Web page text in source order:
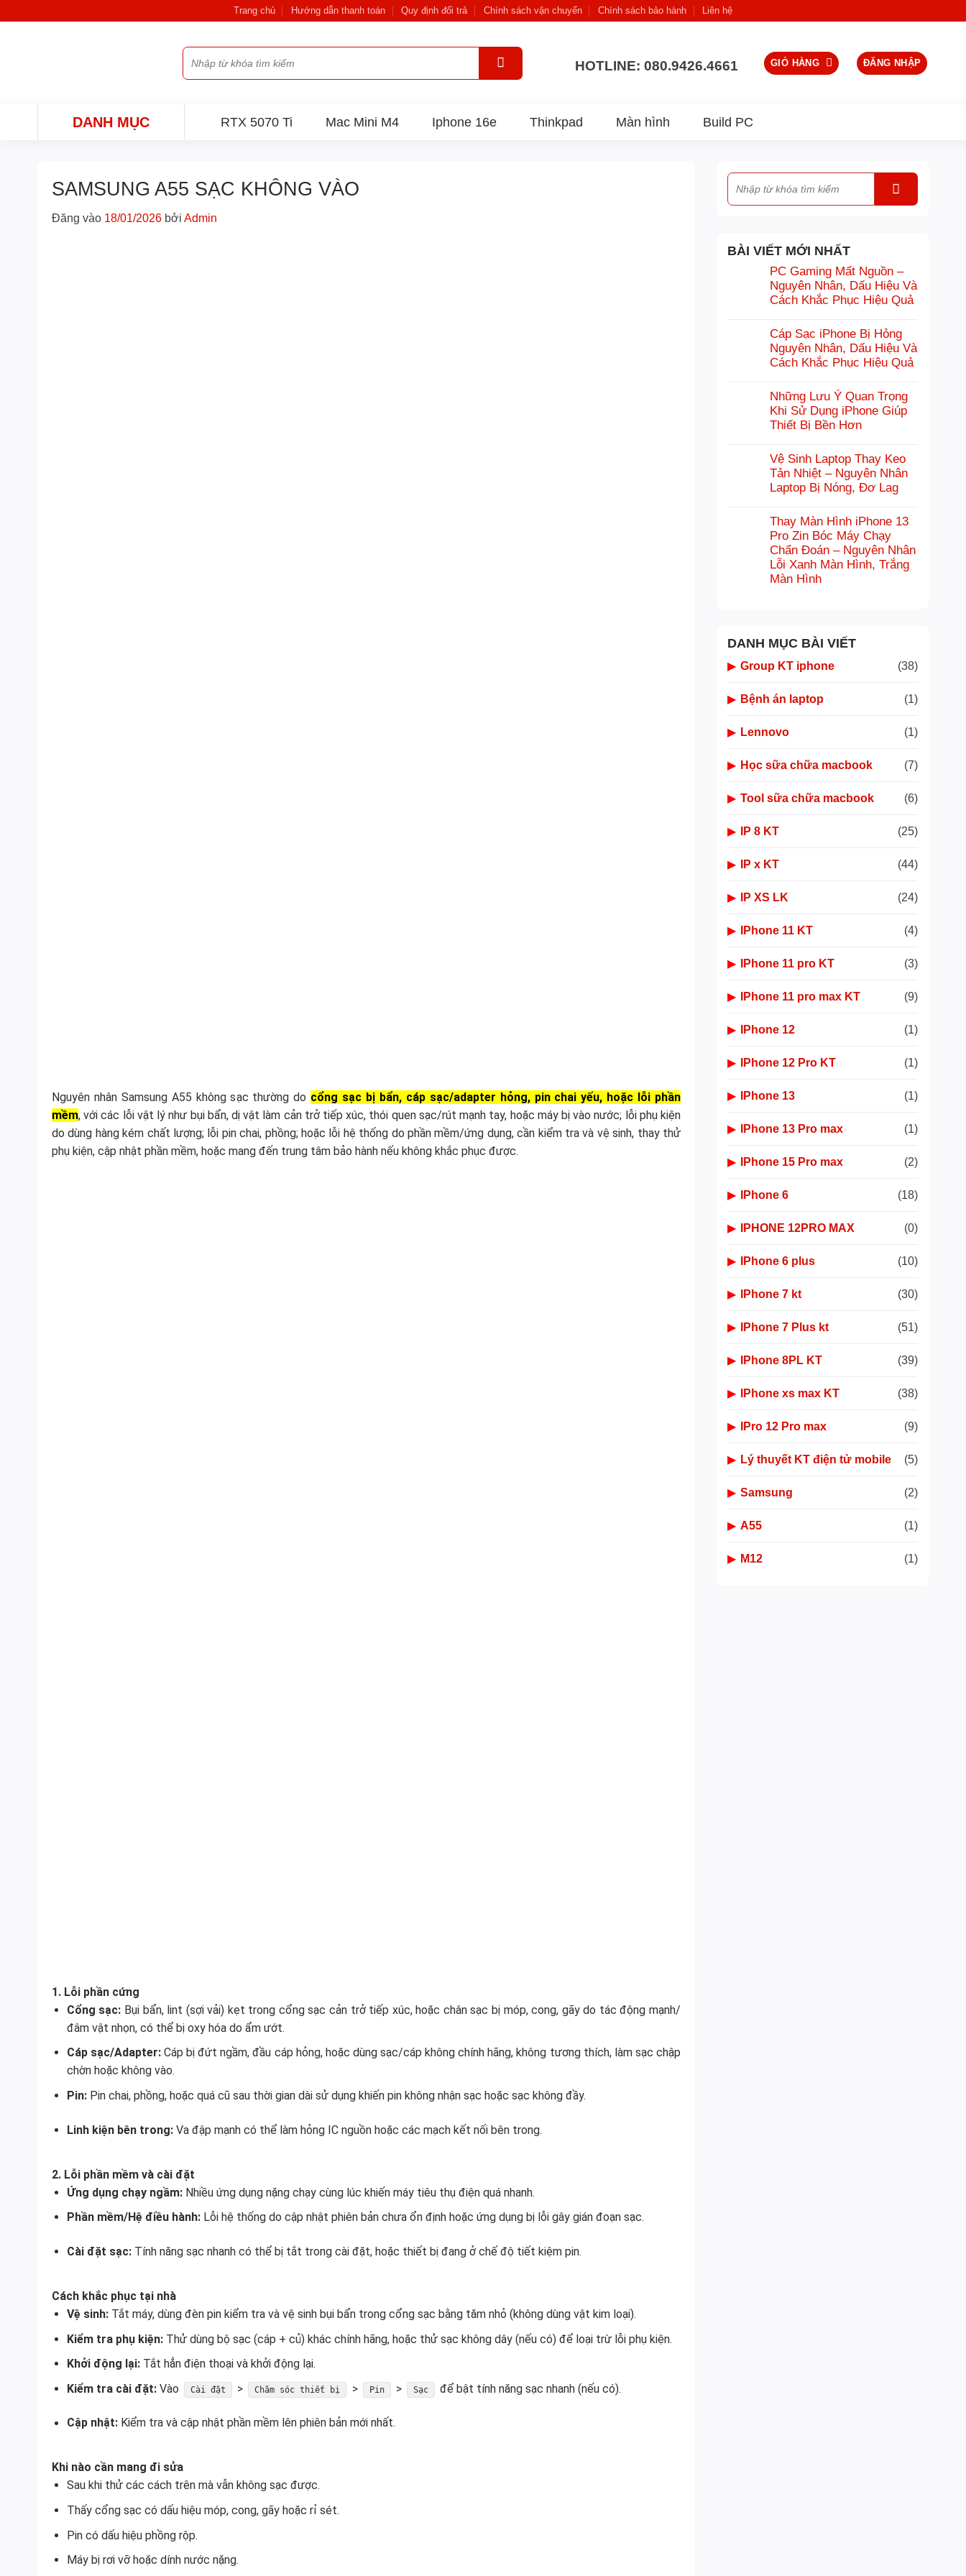
Trang chủ Hướng dẫn thanh toán Quy định đổi trả Chính sách vận chuyển Chính sách bảo hành Liên hệ
Tìm
kiếm:
HOTLINE: 080.9426.4661 GIỎ HÀNG ĐĂNG NHẬP
DANH MỤC RTX 5070 Ti Mac Mini M4 Iphone 16e Thinkpad Màn hình Build PC
SAMSUNG A55 SẠC KHÔNG VÀO
Đăng vào 18/01/2026 bởi Admin
Nguyên nhân Samsung A55 không sạc thường do cổng sạc bị bẩn, cáp sạc/adapter hỏng, pin chai yếu, hoặc lỗi phần
mềm, với các lỗi vật lý như bụi bẩn, dị vật làm cản trở tiếp xúc, thói quen sạc/rút mạnh tay, hoặc máy bị vào nước; lỗi phụ kiện
do dùng hàng kém chất lượng; lỗi pin chai, phồng; hoặc lỗi hệ thống do phần mềm/ứng dụng, cần kiểm tra và vệ sinh, thay thử
phụ kiện, cập nhật phần mềm, hoặc mang đến trung tâm bảo hành nếu không khắc phục được.
1. Lỗi phần cứng
Cổng sạc: Bụi bẩn, lint (sợi vải) kẹt trong cổng sạc cản trở tiếp xúc, hoặc chân sạc bị móp, cong, gãy do tác động mạnh/
đâm vật nhọn, có thể bị oxy hóa do ẩm ướt.
Cáp sạc/Adapter:Cáp bị đứt ngầm, đầu cáp hỏng, hoặc dùng sạc/cáp không chính hãng, không tương thích, làm sạc chập
chờn hoặc không vào.
Pin:Pin chai, phồng, hoặc quá cũ sau thời gian dài sử dụng khiến pin không nhận sạc hoặc sạc không đầy.
Linh kiện bên trong:Va đập mạnh có thể làm hỏng IC nguồn hoặc các mạch kết nối bên trong.
2. Lỗi phần mềm và cài đặt
Ứng dụng chạy ngầm:Nhiều ứng dụng nặng chạy cùng lúc khiến máy tiêu thụ điện quá nhanh.
Phần mềm/Hệ điều hành:Lỗi hệ thống do cập nhật phiên bản chưa ổn định hoặc ứng dụng bị lỗi gây gián đoạn sạc.
Cài đặt sạc:Tính năng sạc nhanh có thể bị tắt trong cài đặt, hoặc thiết bị đang ở chế độ tiết kiệm pin.
Cách khắc phục tại nhà
Vệ sinh:Tắt máy, dùng đèn pin kiểm tra và vệ sinh bụi bẩn trong cổng sạc bằng tăm nhỏ (không dùng vật kim loại).
Kiểm tra phụ kiện:Thử dùng bộ sạc (cáp + củ) khác chính hãng, hoặc thử sạc không dây (nếu có) để loại trừ lỗi phụ kiện.
Khởi động lại:Tắt hẳn điện thoại và khởi động lại.
Kiểm tra cài đặt:Vào Cài đặt > Chăm sóc thiết bị > Pin > Sạc để bật tính năng sạc nhanh (nếu có).
Cập nhật:Kiểm tra và cập nhật phần mềm lên phiên bản mới nhất.
Khi nào cần mang đi sửa
Sau khi thử các cách trên mà vẫn không sạc được.
Thấy cổng sạc có dấu hiệu móp, cong, gãy hoặc rỉ sét.
Pin có dấu hiệu phồng rộp.
Máy bị rơi vỡ hoặc dính nước nặng.
BÀI VIẾT MỚI NHẤT
PC Gaming Mất Nguồn –
Nguyên Nhân, Dấu Hiệu Và
Cách Khắc Phục Hiệu Quả
Cáp Sạc iPhone Bị Hỏng
Nguyên Nhân, Dấu Hiệu Và
Cách Khắc Phục Hiệu Quả
Những Lưu Ý Quan Trọng
Khi Sử Dụng iPhone Giúp
Thiết Bị Bền Hơn
Vệ Sinh Laptop Thay Keo
Tản Nhiệt – Nguyên Nhân
Laptop Bị Nóng, Đơ Lag
Thay Màn Hình iPhone 13
Pro Zin Bóc Máy Chạy
Chẩn Đoán – Nguyên Nhân
Lỗi Xanh Màn Hình, Trắng
Màn Hình
DANH MỤC BÀI VIẾT
▶ Group KT iphone (38)
▶ Bệnh án laptop (1)
▶ Lennovo (1)
▶ Học sữa chữa macbook (7)
▶ Tool sữa chữa macbook (6)
▶ IP 8 KT (25)
▶ IP x KT (44)
▶ IP XS LK (24)
▶ IPhone 11 KT (4)
▶ IPhone 11 pro KT (3)
▶ IPhone 11 pro max KT (9)
▶ IPhone 12 (1)
▶ IPhone 12 Pro KT (1)
▶ IPhone 13 (1)
▶ IPhone 13 Pro max (1)
▶ IPhone 15 Pro max (2)
▶ IPhone 6 (18)
▶ IPHONE 12PRO MAX (0)
▶ IPhone 6 plus (10)
▶ IPhone 7 kt (30)
▶ IPhone 7 Plus kt (51)
▶ IPhone 8PL KT (39)
▶ IPhone xs max KT (38)
▶ IPro 12 Pro max (9)
▶ Lý thuyết KT điện tử mobile (5)
▶ Samsung (2)
▶ A55 (1)
▶ M12 (1)